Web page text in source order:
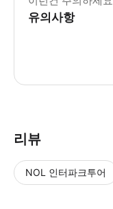
유의사항
리뷰
NOL 인터파크투어